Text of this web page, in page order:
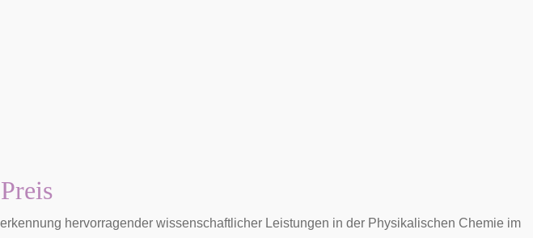
hervorragender wissenschaftlicher Leistungen in der Physikalischen Chemie im